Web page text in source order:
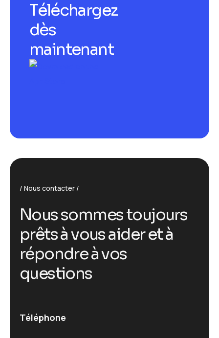
Téléchargez
dès
maintenant
Nous contacter
Noussommestoujours
prêtsàvousaideretà
répondreàvos
questions
Téléphone